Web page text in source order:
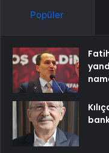
Popüler